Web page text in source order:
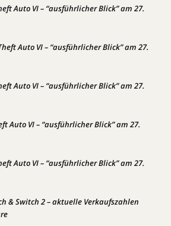
Auto VI – “ausführlicher Blick” am 27.
Auto VI – “ausführlicher Blick” am 27.
Auto VI – “ausführlicher Blick” am 27.
Auto VI – “ausführlicher Blick” am 27.
Auto VI – “ausführlicher Blick” am 27.
& Switch 2 – aktuelle Verkaufszahlen